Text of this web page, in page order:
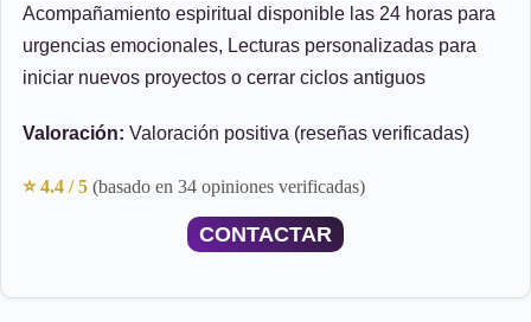
Acompañamiento espiritual disponible las 24 horas para
urgencias emocionales, Lecturas personalizadas para
iniciar nuevos proyectos o cerrar ciclos antiguos
Valoración: Valoración positiva (reseñas verificadas)
⭐ 4.4 / 5 (basado en 34 opiniones verificadas)
CONTACTAR